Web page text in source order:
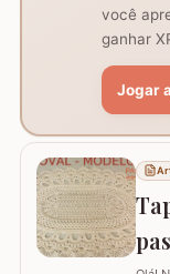
você
ganhar
Jogar